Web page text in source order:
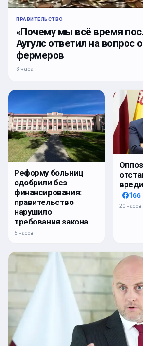
ПРАВИТЕЛЬСТВО
«Почему мы всё время
Аугулс ответил на вопрос
фермеров
3 часа
Реформу больниц
одобрили без
финансирования:
правительство
нарушило
требования закона
5 часов
166
20 часов